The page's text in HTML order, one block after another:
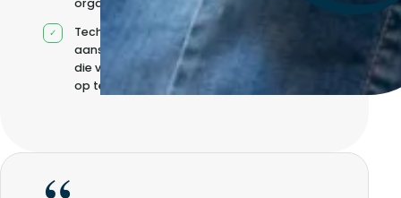
organisatie
Technische
aansturing zonder
die volledig intern
op te bouwen